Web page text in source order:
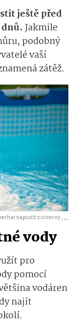
ještě před
dnů.Jakmile
podobný
vaší
zátěž.
napustit z cisterny ,...
vody
pro
pomocí
vodáren
najít